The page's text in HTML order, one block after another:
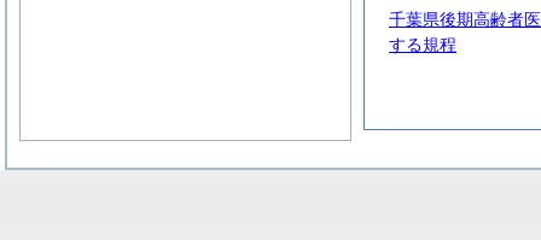
千葉県後期高齢者
する規程